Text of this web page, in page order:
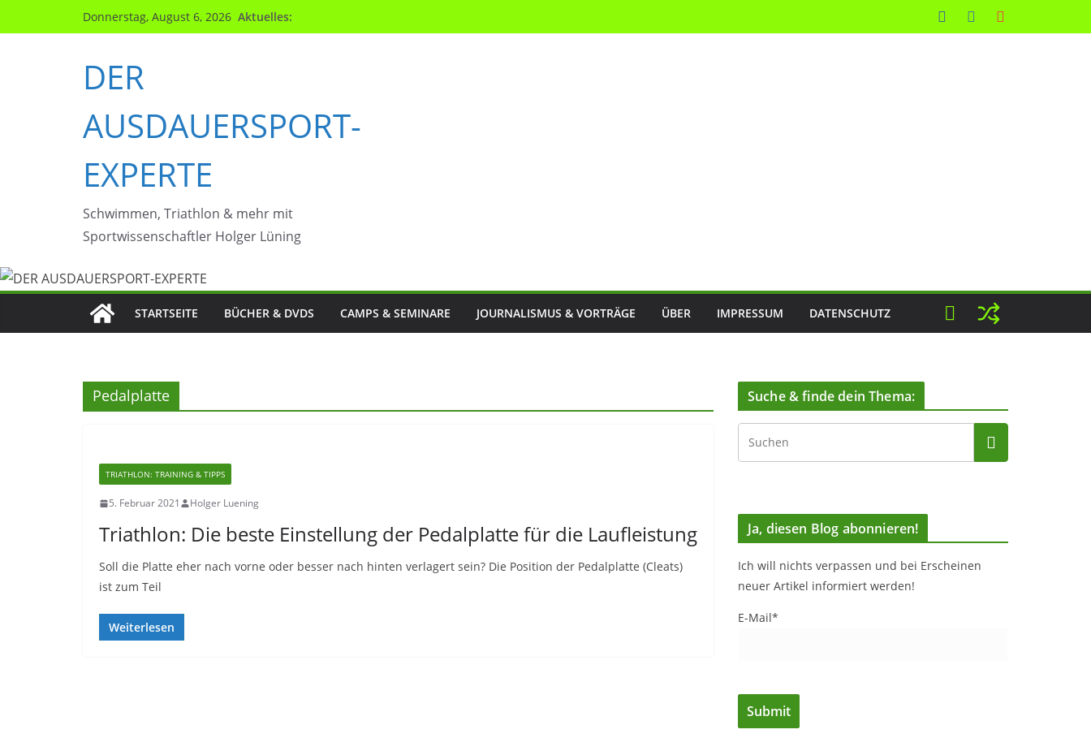
Inhalt
Donnerstag, August 6, 2026 Aktuelles:
DER
AUSDAUERSPORT-
EXPERTE
Schwimmen, Triathlon & mehr mit
Sportwissenschaftler Holger Lüning
STARTSEITE BÜCHER & DVDS CAMPS & SEMINARE JOURNALISMUS & VORTRÄGE ÜBER IMPRESSUM DATENSCHUTZ
Pedalplatte
TRIATHLON: TRAINING & TIPPS
5. Februar 2021 Holger Luening
Triathlon: Die beste Einstellung der Pedalplatte für die Laufleistung
Soll die Platte eher nach vorne oder besser nach hinten verlagert sein? Die Position der Pedalplatte (Cleats)
ist zum Teil
Weiterlesen
Suche & finde dein Thema:
Ja, diesen Blog abonnieren!
Ich will nichts verpassen und bei Erscheinen
neuer Artikel informiert werden!
E-Mail*